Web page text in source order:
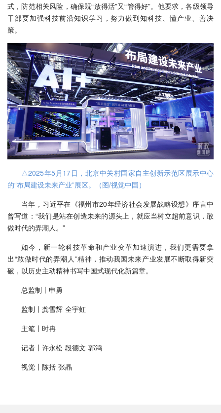
式，防范相关风险，确保既“放得活”又“管得好”。他要求，各级领导
干部要加强科技前沿知识学习，努力做到知科技、懂产业、善决
策。
△2025年5月17日，北京中关村国家自主创新示范区展示中心
的“布局建设未来产业”展区。（图/视觉中国）
当年，习近平在《福州市20年经济社会发展战略设想》序言中
曾写道：“我们是站在创造未来的源头上，就应当树立超前意识，敢
做时代的弄潮人。”
如今，新一轮科技革命和产业变革加速演进，我们更需要拿
出“敢做时代的弄潮人”精神，推动我国未来产业发展不断取得新突
破，以历史主动精神书写中国式现代化新篇章。
总监制丨申勇
监制丨龚雪辉 全宇虹
主笔丨时冉
记者丨许永松 段德文 郭鸿
视觉丨陈括 张晶